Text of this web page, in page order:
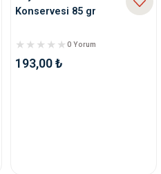
Konservesi 85 gr
0 Yorum
193,00 ₺